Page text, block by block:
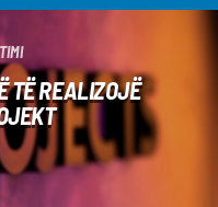
TË REALIZOJË